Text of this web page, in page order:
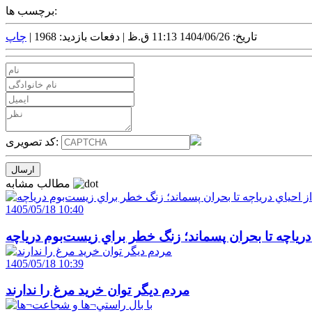
برچسب ها:
تاریخ: 1404/06/26 11:13 ق.ظ | دفعات بازدید: 1968 | چاپ
کد تصویری:
1405/05/18 10:40
درياچه تا بحران پسماند؛ زنگ خطر براي زيست‌بوم درياچه
1405/05/18 10:39
مردم ديگر توان خريد مرغ را ندارند